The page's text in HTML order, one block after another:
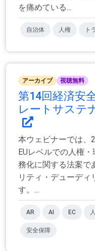
を痛めている...
自治体 人権 ト
アーカイブ 視聴無料
第14回経済安
レートサステ
本ウェビナーでは、
EUレベルでの人権
務化に関する法案で
リティ・デューディ
す。...
AR AI EC
安全保障